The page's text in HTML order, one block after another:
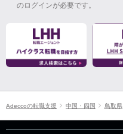
のログインが必要です。
Adeccoの転職支援 中国・四国 鳥取県